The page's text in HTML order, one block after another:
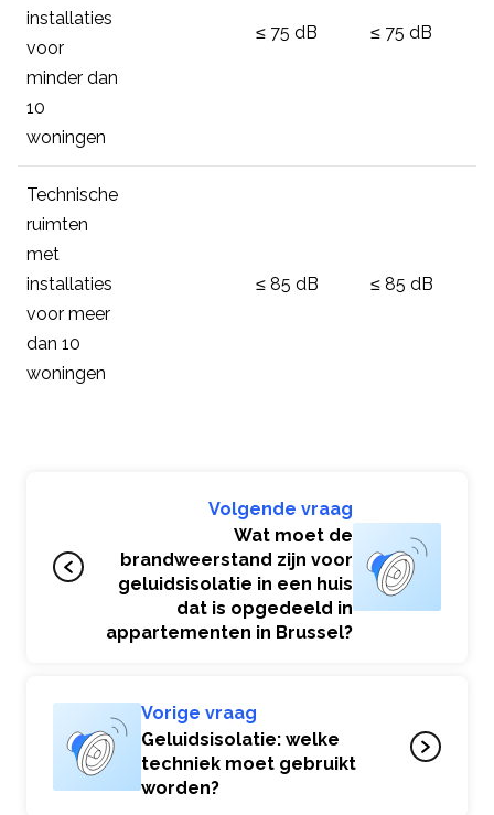
installaties
voor
minder dan
10
woningen
≤ 75 dB ≤ 75 dB
Technische
ruimten
met
installaties
voor meer
dan 10
woningen
≤ 85 dB ≤ 85 dB
Volgende vraag
Wat moet de
brandweerstand zijn voor
geluidsisolatie in een huis
dat is opgedeeld in
appartementen in Brussel?
Vorige vraag
Geluidsisolatie: welke
techniek moet gebruikt
worden?